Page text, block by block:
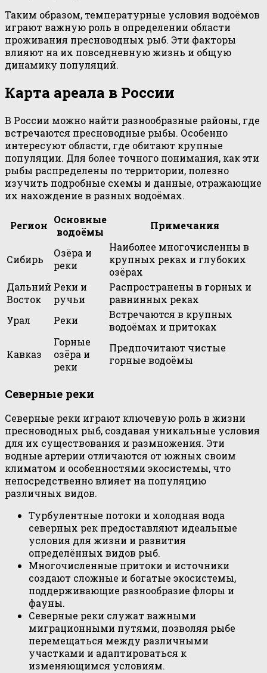
Таким образом, температурные условия водоёмов
играют важную роль в определении области
проживания пресноводных рыб. Эти факторы
влияют на их повседневную жизнь и общую
динамику популяций.
Карта ареала в России
В России можно найти разнообразные районы, где
встречаются пресноводные рыбы. Особенно
интересуют области, где обитают крупные
популяции. Для более точного понимания, как эти
рыбы распределены по территории, полезно
изучить подробные схемы и данные, отражающие
их нахождение в разных водоёмах.
Регион Основные
водоёмы
Примечания
Сибирь
Озёра и
реки
Наиболее многочисленны в
крупных реках и глубоких
озёрах
Дальний
Восток
Реки и
ручьи
Распространены в горных и
равнинных реках
Урал
Реки
Встречаются в крупных
водоёмах и притоках
Кавказ
Горные
озёра и
реки
Предпочитают чистые
горные водоёмы
Северные реки
Северные реки играют ключевую роль в жизни
пресноводных рыб, создавая уникальные условия
для их существования и размножения. Эти
водные артерии отличаются от южных своим
климатом и особенностями экосистемы, что
непосредственно влияет на популяцию
различных видов.
Турбулентные потоки и холодная вода
северных рек предоставляют идеальные
условия для жизни и развития
определённых видов рыб.
Многочисленные притоки и источники
создают сложные и богатые экосистемы,
поддерживающие разнообразие флоры и
фауны.
Северные реки служат важными
миграционными путями, позволяя рыбе
перемещаться между различными
участками и адаптироваться к
изменяющимся условиям.